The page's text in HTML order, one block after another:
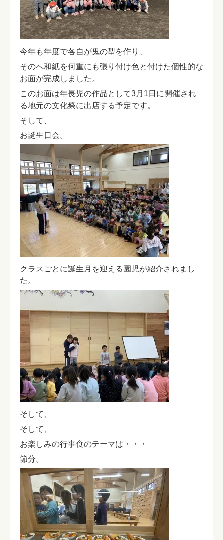
今年も年度で各自が鬼の型を作り、
そのへ和紙を何重にも張り付け色と付けた個性的な
お面が完成しました。
このお面は年長児の作品として3月1日に開催され
る地元の文化祭に出店する予定です。
そして、
お誕生日会。
クラスごとに誕生月を迎える園児が紹介されまし
た。
そして、
そして、
お楽しみの行事食のテーマは・・・
節分。